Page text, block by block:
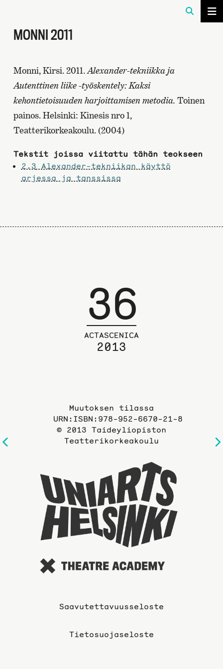
MONNI 2011
Monni, Kirsi. 2011.Alexander-tekniikka ja
Autenttinen liike -työskentely: Kaksi
kehontietoisuuden harjoittamisen metodia. Toinen
painos. Helsinki: Kinesis nro 1,
Teatterikorkeakoulu. (2004)
Tekstit joissa viitattu tähän teokseen
2.3 Alexander-tekniikan käyttö
arjessa ja tanssissa
36
ACTASCENICA
2013
Muutoksen tilassa
URN:ISBN:978-952-6670-21-8
© 2013 Taideyliopiston
Teatterikorkeakoulu
Saavutettavuusseloste
Tietosuojaseloste